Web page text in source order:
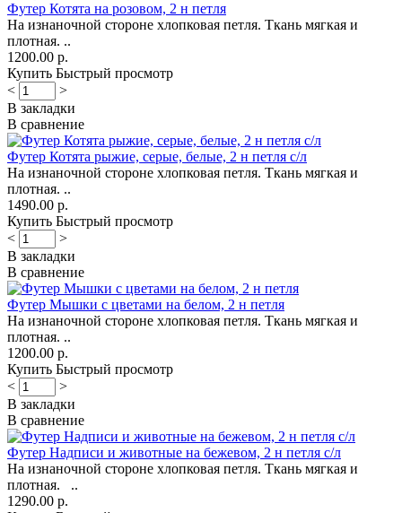
Футер Котята на розовом, 2 н петля
На изнаночной стороне хлопковая петля. Ткань мягкая и
плотная. ..
1200.00 р.
Купить Быстрый просмотр
<
>
В закладки
В сравнение
Футер Котята рыжие, серые, белые, 2 н петля с/л
На изнаночной стороне хлопковая петля. Ткань мягкая и
плотная. ..
1490.00 р.
Купить Быстрый просмотр
<
>
В закладки
В сравнение
Футер Мышки с цветами на белом, 2 н петля
На изнаночной стороне хлопковая петля. Ткань мягкая и
плотная. ..
1200.00 р.
Купить Быстрый просмотр
<
>
В закладки
В сравнение
Футер Надписи и животные на бежевом, 2 н петля с/л
На изнаночной стороне хлопковая петля. Ткань мягкая и
плотная. ..
1290.00 р.